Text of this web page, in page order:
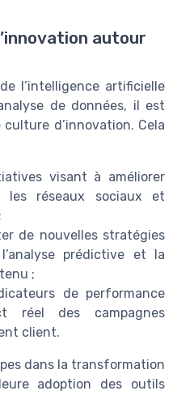
autour
l’intelligence artificielle
de données, il est
d’innovation. Cela
visant à améliorer
les réseaux sociaux et
de nouvelles stratégies
prédictive et la
;
de performance
réel des campagnes
client.
dans la transformation
adoption des outils